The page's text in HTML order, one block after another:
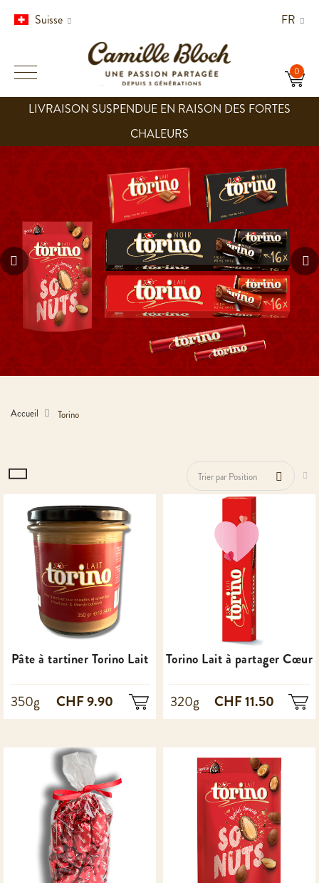
FR
Suisse
LIVRAISON SUSPENDUE EN RAISON DES FORTES
CHALEURS
ACHETER MAINTENANT
Accueil Torino
Pâte à tartiner Torino Lait
350g CHF 9.90
Torino Lait à partager Cœur
320g CHF 11.50